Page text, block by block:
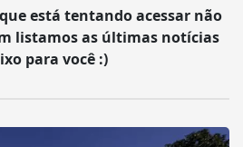
está tentando acessar não
listamos as últimas notícias
para você :)